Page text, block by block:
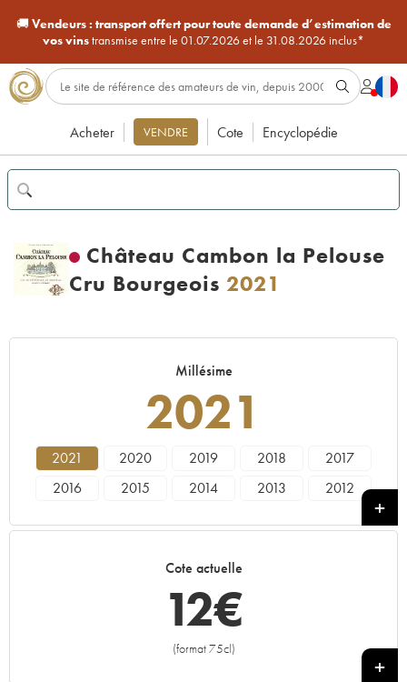
🚚Vendeurs : transport offert pour toute demande d’estimation de
vos vinstransmise entre le 01.07.2026 et le 31.08.2026 inclus*
Acheter VENDRE Cote Encyclopédie
Château Cambon la Pelouse
Cru Bourgeois 2021
Millésime
2021
2021 2020 2019 2018
2017
2016
2015 2014 2013
2012
1999
1994
Cote actuelle
12€
(format 75cl)
+